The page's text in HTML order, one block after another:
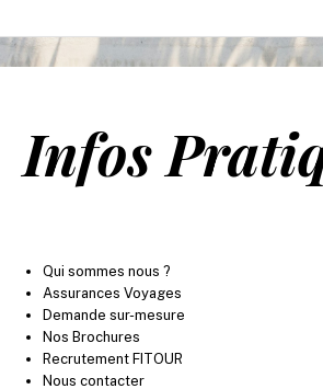
Infos
Qui sommes nous ?
Assurances Voyages
Demande sur-mesure
Nos Brochures
Recrutement FITOUR
Nous contacter